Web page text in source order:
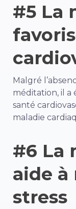
#5 La
Malgré
méditation, il a
santé
maladie
#6 La
aide à
stress